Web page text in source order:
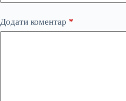
Додати коментар *